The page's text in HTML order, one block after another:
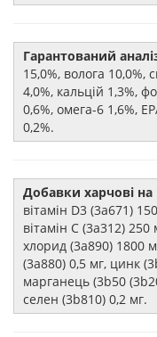
Гарантований
15,0%, волога 10,0%,
4,0%, кальцій 1,3%,
0,6%, омега-6 1,6%,
0,2%.
Добавки харчові на
вітамін D3 (3а671)
вітамін С (3а312)
хлорид (3a890) 1800
(3a880) 0,5 мг, цинк
марганець (3b50
селен (3b810) 0,2 мг.